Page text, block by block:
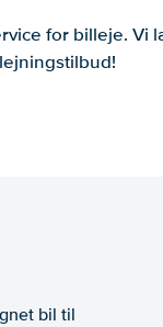
for billeje. Vi
bil til